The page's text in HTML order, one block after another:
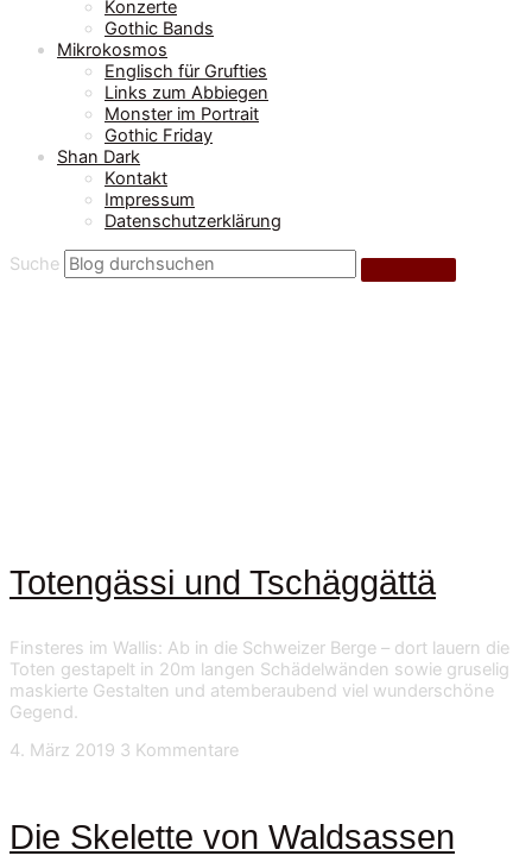
Konzerte
Gothic Bands
Mikrokosmos
Englisch für Grufties
Links zum Abbiegen
Monster im Portrait
Gothic Friday
Shan Dark
Kontakt
Impressum
Datenschutzerklärung
Suche
Totengässi und Tschäggättä
Finsteres im Wallis: Ab in die Schweizer Berge – dort lauern die
Toten gestapelt in 20m langen Schädelwänden sowie gruselig
maskierte Gestalten und atemberaubend viel wunderschöne
Gegend.
4. März 2019 3 Kommentare
Die Skelette von Waldsassen